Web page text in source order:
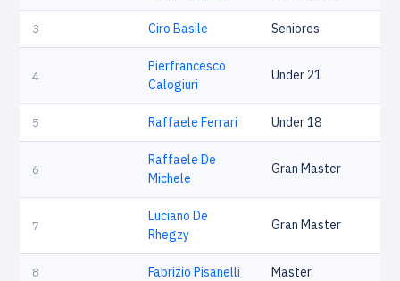
3 Ciro Basile Seniores
4
Pierfrancesco
Calogiuri
Under 21
5 Raffaele Ferrari Under 18
6
Raffaele De
Michele
Gran Master
7
Luciano De
Rhegzy
Gran Master
8 Fabrizio Pisanelli Master